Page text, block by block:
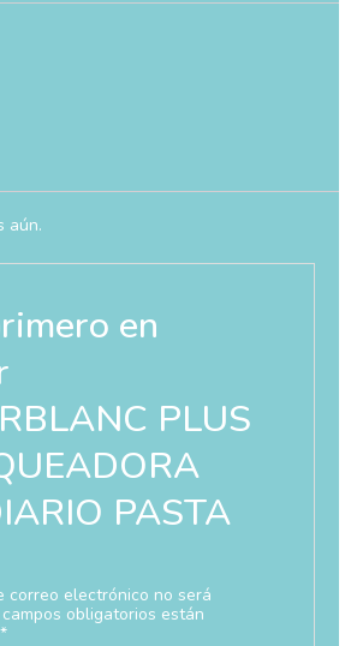
aún.
en
PLUS
PASTA
correo electrónico no será
campos obligatorios están
*